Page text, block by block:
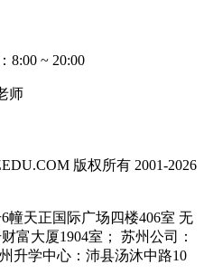
8:00 ~ 20:00
师
版权所有 2001-2026
幢天正国际广场四楼406室 无
富大厦1904室； 苏州公司：
州升学中心：沛县汤沐中路10